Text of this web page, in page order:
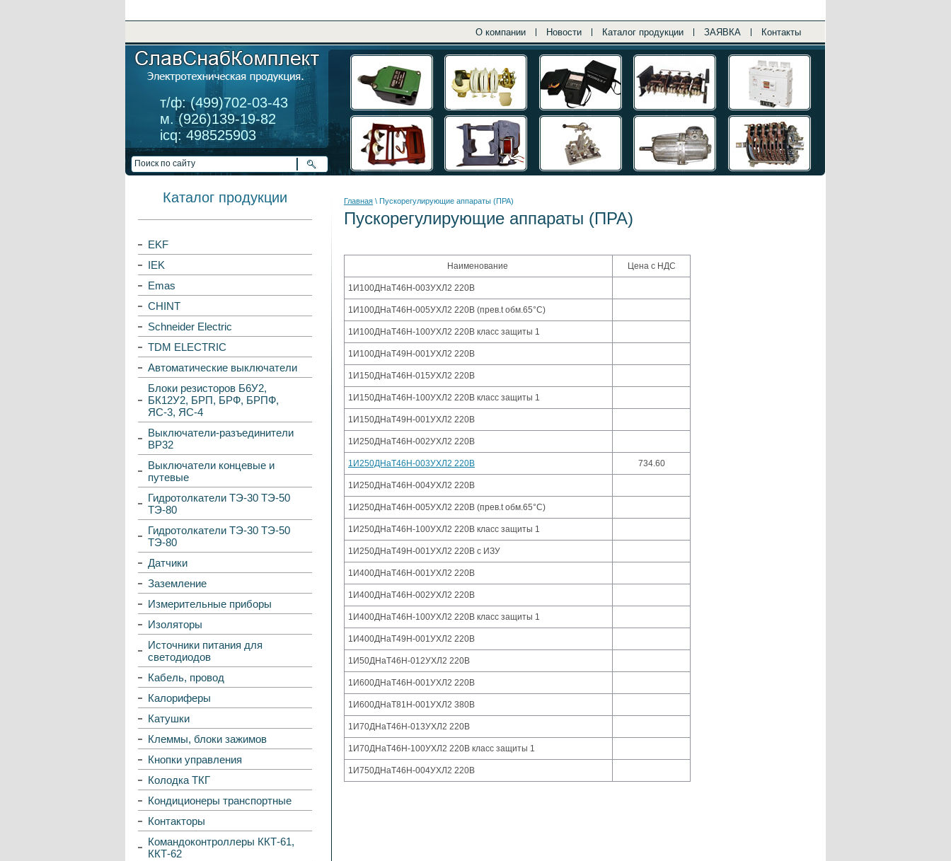
т/ф: (499)702-03-43
м. (926)139-19-82
icq: 498525903
О компании Новости Каталог продукции ЗАЯВКА Контакты
Каталог продукции
EKF
IEK
Emas
CHINT
Schneider Electric
TDM ELECTRIC
Автоматические выключатели
Блоки резисторов Б6У2,
БК12У2, БРП, БРФ, БРПФ,
ЯС-3, ЯС-4
Выключатели-разъединители
ВР32
Выключатели концевые и
путевые
Гидротолкатели ТЭ-30 ТЭ-50
ТЭ-80
Гидротолкатели ТЭ-30 ТЭ-50
ТЭ-80
Датчики
Заземление
Измерительные приборы
Изоляторы
Источники питания для
светодиодов
Кабель, провод
Калориферы
Катушки
Клеммы, блоки зажимов
Кнопки управления
Колодка ТКГ
Кондиционеры транспортные
Контакторы
Командоконтроллеры ККТ-61,
ККТ-62
Главная \ Пускорегулирующие аппараты (ПРА)
Пускорегулирующие аппараты (ПРА)
Наименование Цена с НДС
1И100ДНаТ46Н-003УХЛ2 220В
1И100ДНаТ46Н-005УХЛ2 220В (прев.t обм.65°С)
1И100ДНаТ46Н-100УХЛ2 220В класс защиты 1
1И100ДНаТ49Н-001УХЛ2 220В
1И150ДНаТ46Н-015УХЛ2 220В
1И150ДНаТ46Н-100УХЛ2 220В класс защиты 1
1И150ДНаТ49Н-001УХЛ2 220В
1И250ДНаТ46Н-002УХЛ2 220В
1И250ДНаТ46Н-003УХЛ2 220В 734.60
1И250ДНаТ46Н-004УХЛ2 220В
1И250ДНаТ46Н-005УХЛ2 220В (прев.t обм.65°С)
1И250ДНаТ46Н-100УХЛ2 220В класс защиты 1
1И250ДНаТ49Н-001УХЛ2 220В с ИЗУ
1И400ДНаТ46Н-001УХЛ2 220В
1И400ДНаТ46Н-002УХЛ2 220В
1И400ДНаТ46Н-100УХЛ2 220В класс защиты 1
1И400ДНаТ49Н-001УХЛ2 220В
1И50ДНаТ46Н-012УХЛ2 220В
1И600ДНаТ46Н-001УХЛ2 220В
1И600ДНаТ81Н-001УХЛ2 380В
1И70ДНаТ46Н-013УХЛ2 220В
1И70ДНаТ46Н-100УХЛ2 220В класс защиты 1
1И750ДНаТ46Н-004УХЛ2 220В